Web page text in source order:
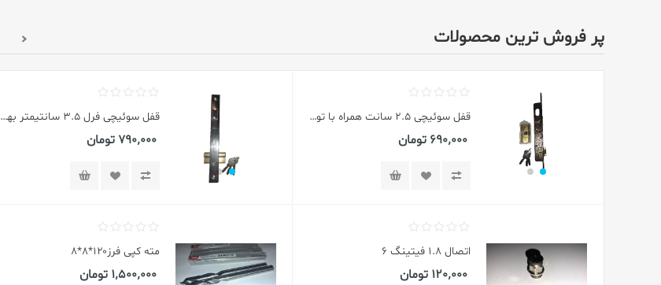
پر فروش ترین محصولات
قفل سوئیچی فرل ۳.۵ سانتیمتر بهمراه مغزی
790٬000 تومان
مته کپی فرز۱۲۰*۸*۸
1٬500٬000 تومان
مته آبراه سایز ۸۰*۸*۵
920٬000 تومان
مته کپی فرز 120*6*5
1٬250٬000 تومان
1404/9/15 15:49:13
در دنیای امروز، انتخاب درب و پنجره مناسب نه تنها بر
زیبایی ساختمان تاثیر می‌گذارد، بلکه درعایق حرارتی، صدا
گزینه‌ها در این زمینه،درب و پنجره UPVC